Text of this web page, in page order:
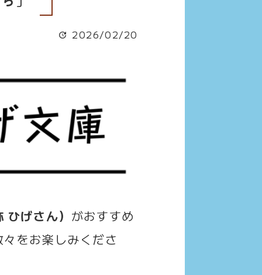
2026/02/20
げさん） がおすすめ
をお楽しみくださ